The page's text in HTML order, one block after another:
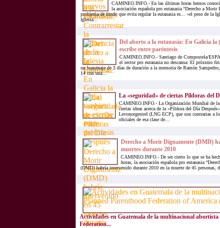
CAMINEO.INFO.- En las últimas horas hemos
la asociación española pro eutanasia “Derecho a
problema de fondo que evita regular la eutanasia es... «el peso de la
Iglesia...
Del aborto a la eutanasia: En Galicia la
escribe entre paréntesis
CAMINEO.INFO.- Santiago de Compostela/
el sector pro eutanasia no descansa: El próximo fin
un homenaje de 3 días de duración a la memoria de Ramón
14 con una...
La «seguridad» de ciertas Píldoras del
CAMINEO.INFO.- La Organización Mundial de
ciertas ideas acerca de la «Píldora del Día
Levonorgestrel (LNG ECP), que son contrarias a lo
oficiales de esa clase de...
Derecho a Morir Dignamente (DMD)
muertes durante 2010
CAMINEO.INFO.- De ser cierto lo que se ha
horas, la asociación española pro eutanasia
(DMD) habría intervenido durante 2010 en la muerte de 45 personas,
Actividades en Guatemala de la multinacional
Federation...